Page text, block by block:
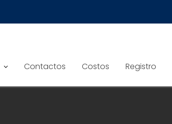
Contactos Costos Registro